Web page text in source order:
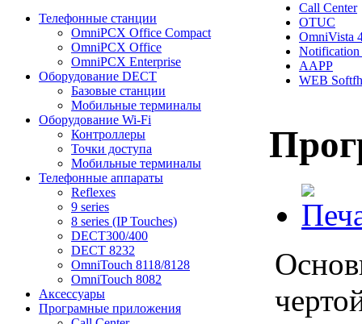
Телефонные станции
OmniPCX Office Compact
OmniPCX Office
OmniPCX Enterprise
Оборудование DECT
Базовые станции
Мобильные терминалы
Оборудование Wi-Fi
Контроллеры
Точки доступа
Мобильные терминалы
Телефонные аппараты
Reflexes
9 series
8 series (IP Touches)
DECT300/400
DECT 8232
OmniTouch 8118/8128
OmniTouch 8082
Аксессуары
Програмные приложения
Call Center
OTUC
OmniVista
Notification
AAPP
WEB